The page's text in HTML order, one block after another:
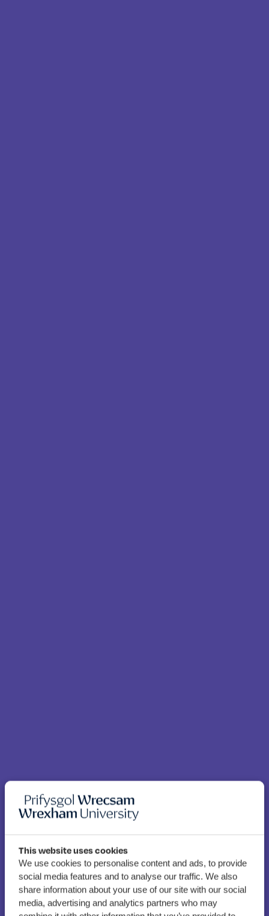
This website uses cookies
We use cookies to personalise content and ads, to provide
social media features and to analyse our traffic. We also
share information about your use of our site with our social
media, advertising and analytics partners who may
Myfyrwyr y Gyfraith i elwa